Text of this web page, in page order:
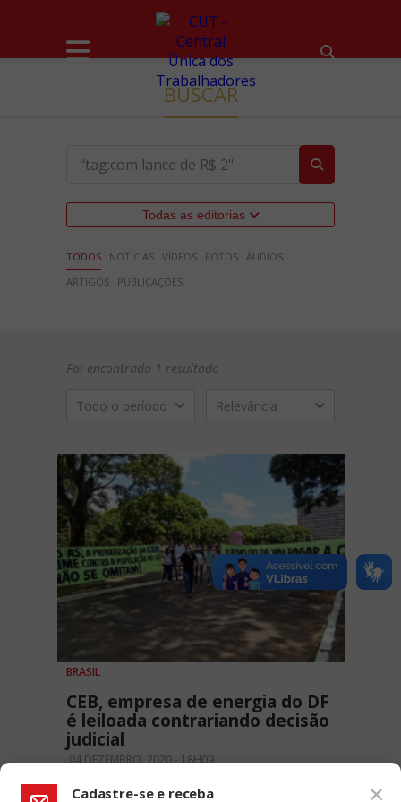
BUSCAR
Todas as editorias
TODOS NOTÍCIAS VÍDEOS FOTOS ÁUDIOS
ARTIGOS
PUBLICAÇÕES
Foi encontrado 1 resultado
Todo o período Relevância
BRASIL
CEB, empresa de energia do DF
é leiloada contrariando decisão
judicial
04 DEZEMBRO, 2020 - 18H09
Cadastre-se e receba